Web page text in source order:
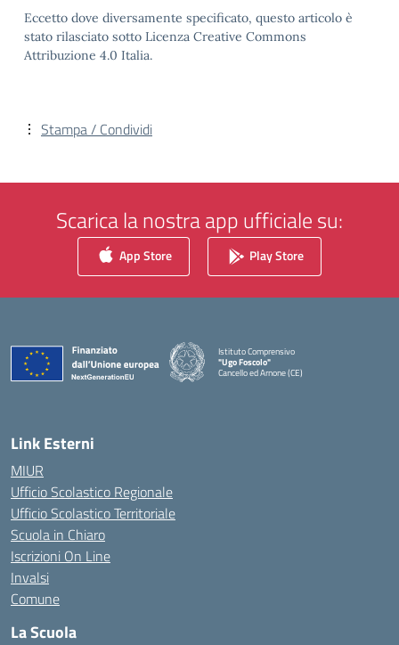
Eccetto dove diversamente specificato, questo articolo è
stato rilasciato sotto Licenza Creative Commons
Attribuzione 4.0 Italia.
Stampa / Condividi
Scarica la nostra app ufficiale su:
App Store Play Store
Istituto Comprensivo
"Ugo Foscolo"
Cancello ed Arnone (CE)
Link Esterni
MIUR
Ufficio Scolastico Regionale
Ufficio Scolastico Territoriale
Scuola in Chiaro
Iscrizioni On Line
Invalsi
Comune
La Scuola